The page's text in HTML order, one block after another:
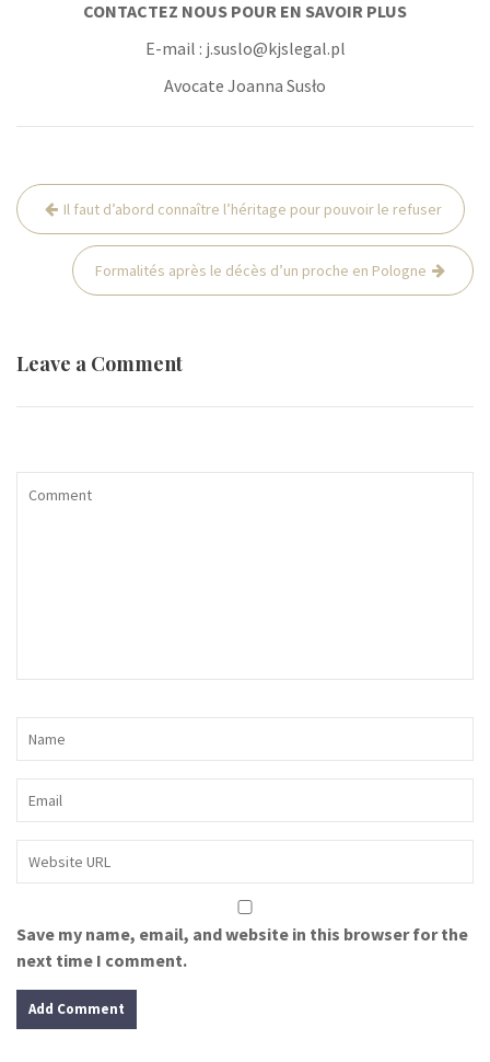
CONTACTEZ NOUS POUR EN SAVOIR PLUS
E-mail : j.suslo@kjslegal.pl
Avocate Joanna Susło
Post
navigation
Il faut d’abord connaître l’héritage pour pouvoir le refuser
Formalités après le décès d’un proche en Pologne
Leave a Comment
Save my name, email, and website in this browser for the
next time I comment.